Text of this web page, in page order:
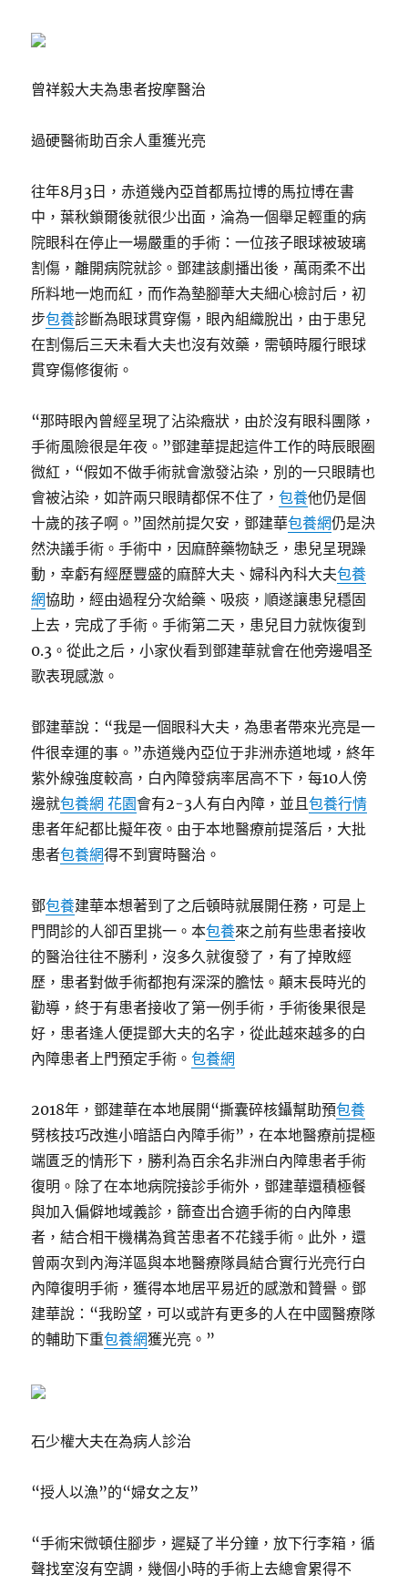
曾祥毅大夫為患者按摩醫治
過硬醫術助百余人重獲光亮
往年8月3日，赤道幾內亞首都馬拉博的馬拉博在書
中，葉秋鎖爾後就很少出面，淪為一個舉足輕重的病
院眼科在停止一場嚴重的手術：一位孩子眼球被玻璃
割傷，離開病院就診。鄧建該劇播出後，萬雨柔不出
所料地一炮而紅，而作為墊腳華大夫細心檢討后，初
步包養診斷為眼球貫穿傷，眼內組織脫出，由于患兒
在割傷后三天未看大夫也沒有效藥，需頓時履行眼球
貫穿傷修復術。
“那時眼內曾經呈現了沾染癥狀，由於沒有眼科團隊，
手術風險很是年夜。”鄧建華提起這件工作的時辰眼圈
微紅，“假如不做手術就會激發沾染，別的一只眼睛也
會被沾染，如許兩只眼睛都保不住了，包養他仍是個
十歲的孩子啊。”固然前提欠安，鄧建華包養網仍是決
然決議手術。手術中，因麻醉藥物缺乏，患兒呈現躁
動，幸虧有經歷豐盛的麻醉大夫、婦科內科大夫包養
網協助，經由過程分次給藥、吸痰，順遂讓患兒穩固
上去，完成了手術。手術第二天，患兒目力就恢復到
0.3。從此之后，小家伙看到鄧建華就會在他旁邊唱圣
歌表現感激。
鄧建華說：“我是一個眼科大夫，為患者帶來光亮是一
件很幸運的事。”赤道幾內亞位于非洲赤道地域，終年
紫外線強度較高，白內障發病率居高不下，每10人傍
邊就包養網 花園會有2-3人有白內障，並且包養行情
患者年紀都比擬年夜。由于本地醫療前提落后，大批
患者包養網得不到實時醫治。
鄧包養建華本想著到了之后頓時就展開任務，可是上
門問診的人卻百里挑一。本包養來之前有些患者接收
的醫治往往不勝利，沒多久就復發了，有了掉敗經
歷，患者對做手術都抱有深深的膽怯。顛末長時光的
勸導，終于有患者接收了第一例手術，手術後果很是
好，患者逢人便提鄧大夫的名字，從此越來越多的白
內障患者上門預定手術。包養網
2018年，鄧建華在本地展開“撕囊碎核鑷幫助預包養
劈核技巧改進小暗語白內障手術”，在本地醫療前提極
端匱乏的情形下，勝利為百余名非洲白內障患者手術
復明。除了在本地病院接診手術外，鄧建華還積極餐
與加入偏僻地域義診，篩查出合適手術的白內障患
者，結合相干機構為貧苦患者不花錢手術。此外，還
曾兩次到內海洋區與本地醫療隊員結合實行光亮行白
內障復明手術，獲得本地居平易近的感激和贊譽。鄧
建華說：“我盼望，可以或許有更多的人在中國醫療隊
的輔助下重包養網獲光亮。”
石少權大夫在為病人診治
“授人以漁”的“婦女之友”
“手術宋微頓住腳步，遲疑了半分鐘，放下行李箱，循
聲找室沒有空調，幾個小時的手術上去總會累得不